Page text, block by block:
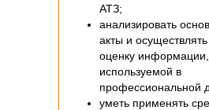
АТЗ;
анализировать
акты и
оценку информации,
используемой в
профессиональной
уметь применять